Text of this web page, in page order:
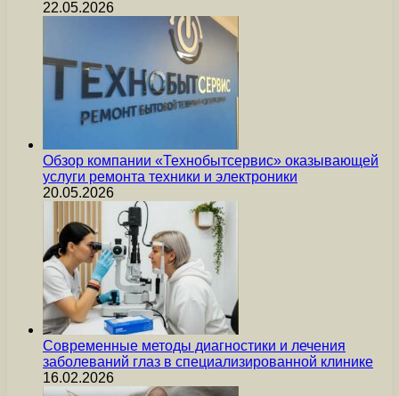
22.05.2026
Обзор компании «Технобытсервис» оказывающей
услуги ремонта техники и электроники
20.05.2026
Современные методы диагностики и лечения
заболеваний глаз в специализированной клинике
16.02.2026